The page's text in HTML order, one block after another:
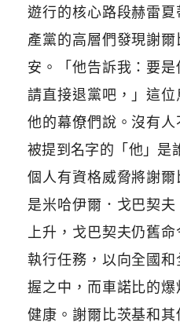
遊行的核心路段赫雷
產黨的高層們發現謝
安。「他告訴我：要
請直接退黨吧，」這
他的幕僚們說。沒有
被提到名字的「他」是
個人有資格威脅將謝
是米哈伊爾．戈巴契
上升，戈巴契夫仍舊
執行任務，以向全國
握之中，而車諾比的
健康。謝爾比茨基和